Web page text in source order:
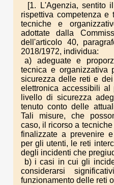
[1. L'Agenzia, sentito
rispettiva competenza e
tecniche e
adottate dalla
dell'articolo 40,
2018/1972, individua:
a) adeguate e
tecnica e
sicurezza delle reti e
elettronica accessibili al
livello di sicurezza
tenuto conto delle
Tali misure, che
caso, il ricorso a
finalizzate a prevenire
per gli utenti, le reti
degli incidenti che
b) i casi in cui gli
considerarsi
funzionamento delle reti